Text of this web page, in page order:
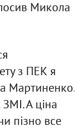
Микола
з ПЕК я
Мартиненко.
А ціна
пізно все